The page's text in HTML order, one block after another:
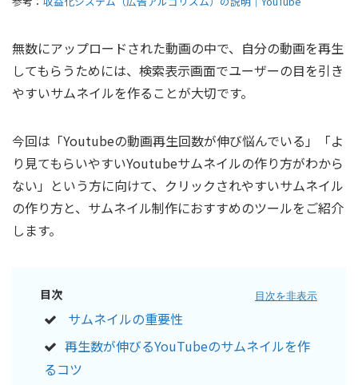
無数にアップロードされた動画の中で、自分の動画を再生
してもらうためには、検索表示画面でユーザーの目を引き
やすいサムネイルを作ることが大切です。
今回は「Youtubeの動画再生回数が伸び悩んでいる」「よ
り見てもらいやすいYoutubeサムネイルの作り方がわから
ない」という方に向けて、クリックされやすいサムネイル
の作り方と、サムネイル制作におすすめのツールをご紹介
します。
目次 目次を非表示
サムネイルの重要性
再生数が伸びるYouTubeのサムネイルを作
るコツ